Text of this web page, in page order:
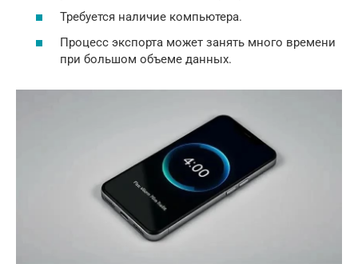
Требуется наличие компьютера.
Процесс экспорта может занять много времени
при большом объеме данных.